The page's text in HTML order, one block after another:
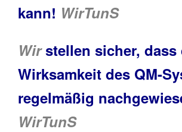
kann! WirTunS
Wir stellen sicher, dass
Wirksamkeit des QM-
regelmäßig
WirTunS